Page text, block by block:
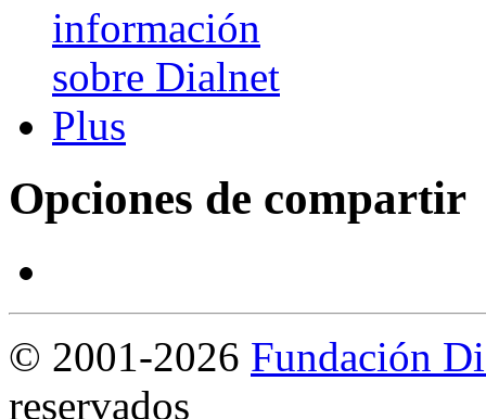
Opciones de compartir
© 2001-2026 Fundación
reservados